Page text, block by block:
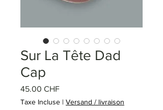
Sur La Tête Dad
Cap
45.00 CHFPrix
Taxe Incluse | Versand / livraison